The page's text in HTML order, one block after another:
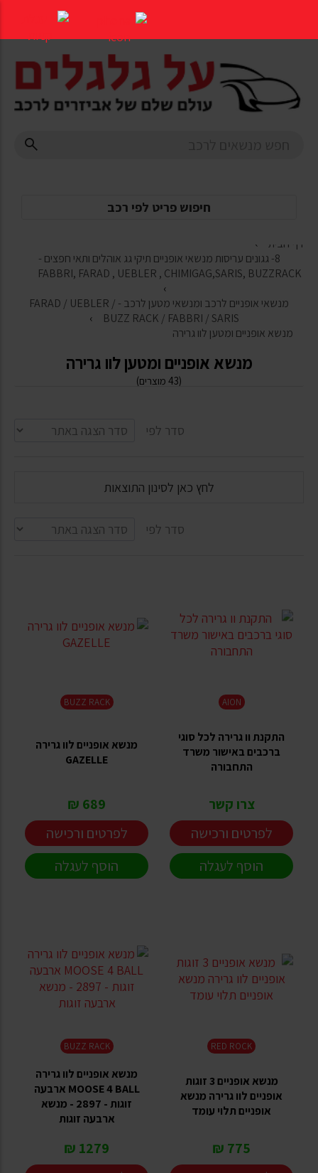
העמוד
חיפוש פריט לפי רכב
דף הבית
8- גגונים עריסות מנשאי אופניים תיקי גג אוהלים ותאי חפצים -
FABBRI, FARAD , UEBLER , CHIMIGAG,SARIS, BUZZRACK
מנשאי אופניים לרכב ומנשאי מטען לרכב - FARAD / UEBLER /
BUZZ RACK / FABBRI / SARIS
מנשא אופניים ומטען לוו גרירה
מנשא אופניים ומטען לוו גרירה
(43 מוצרים)
סדר לפי
לחץ כאן לסינון התוצאות
סדר לפי
AION
התקנת וו גרירה לכל סוגי
ברכבים באישור משרד
התחבורה
צרו קשר
לפרטים ורכישה
הוסף לעגלה
BUZZ RACK
מנשא אופניים לוו גרירה
GAZELLE
689 ₪
לפרטים ורכישה
הוסף לעגלה
RED ROCK
מנשא אופניים 3 זוגות
אופניים לוו גרירה מנשא
אופניים תלוי עומד
775 ₪
BUZZ RACK
מנשא אופניים לוו גרירה
MOOSE 4 BALL ארבעה
זוגות - 2897 - מנשא
ארבעה זוגות
1279 ₪